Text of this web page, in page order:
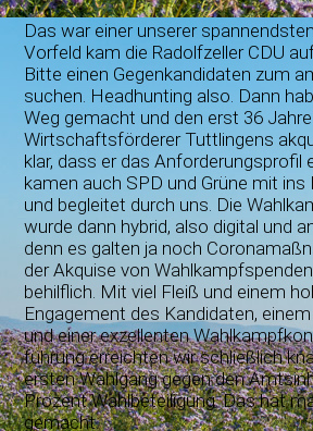
Das war einer unserer
Vorfeld kam die Radolfzeller CDU
Bitte einen Gegenkandidaten zum
suchen. Headhunting also. Dann
Weg gemacht und den erst 36
Wirtschaftsförderer Tuttlingens
klar, dass er das Anforderungsprofil
kamen auch SPD und Grüne mit
und begleitet durch uns. Die
wurde dann hybrid, also digital und
denn es galten ja noch
der Akquise von
behilflich. Mit viel Fleiß und einem
Engagement des Kandidaten,
und einer exzellenten
führung erreichten wir schließlich
ersten Wahlgang gegen den
Prozent Wahlbeteiligung. Das hat
gemacht.